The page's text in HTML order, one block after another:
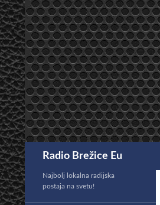
Preskoči
na
vsebino
Radio Brežice Eu
Najbolj lokalna radijska
postaja na svetu!